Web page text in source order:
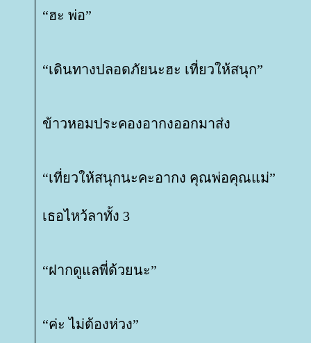
“ฮะ พ่อ”
“เดินทางปลอดภัยนะฮะ เที่ยวให้สนุก”
ข้าวหอมประคองอากงออกมาส่ง
“เที่ยวให้สนุกนะคะอากง คุณพ่อคุณแม่”
เธอไหว้ลาทั้ง 3
“ฝากดูแลพี่ด้วยนะ”
“ค่ะ ไม่ต้องห่วง”